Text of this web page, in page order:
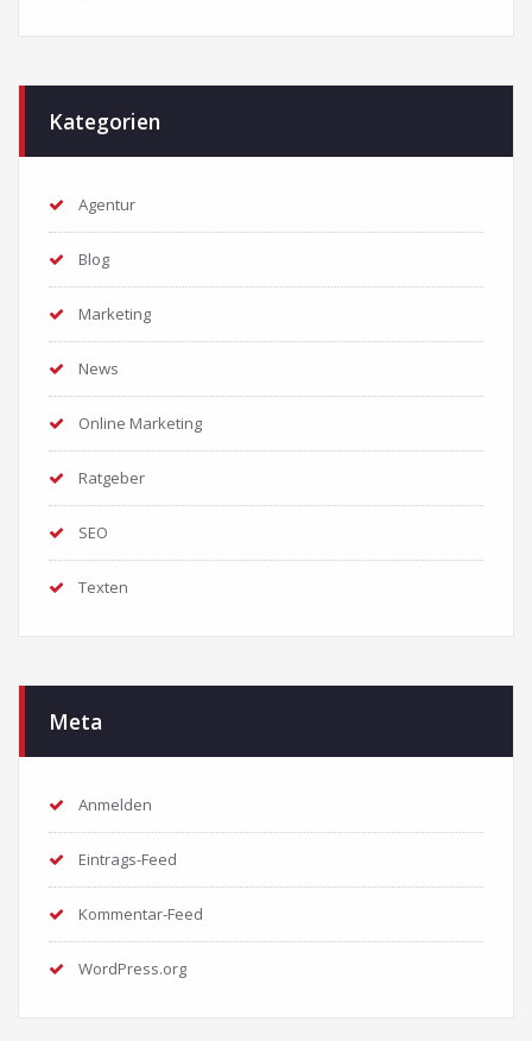
Kategorien
Agentur
Blog
Marketing
News
Online Marketing
Ratgeber
SEO
Texten
Meta
Anmelden
Eintrags-Feed
Kommentar-Feed
WordPress.org